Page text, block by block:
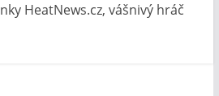
HeatNews.cz, vášnivý hráč